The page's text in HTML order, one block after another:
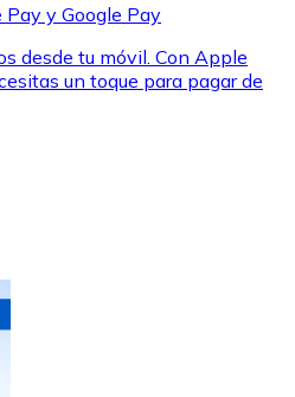
Bitnovo o realiza compras
y Google Pay
desde tu móvil. Con Apple
un toque para pagar de